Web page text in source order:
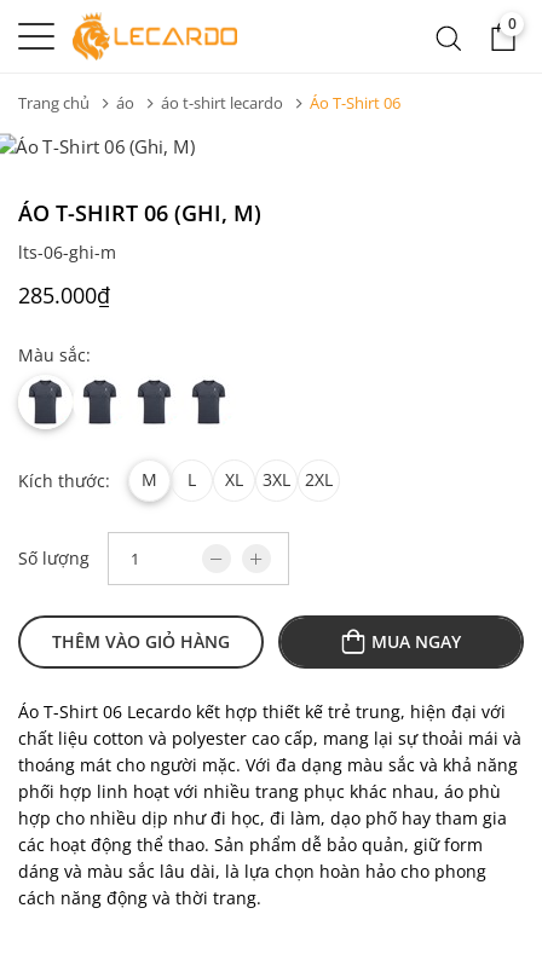
0
Trang chủ áo áo t-shirt lecardo Áo T-Shirt 06
ÁO T-SHIRT 06 (GHI, M)
lts-06-ghi-m
285.000₫
Màu sắc:
Kích thước: M L XL 3XL 2XL
Số lượng
THÊM VÀO GIỎ HÀNG MUA NGAY
Áo T-Shirt 06 Lecardo kết hợp thiết kế trẻ trung, hiện đại với
chất liệu cotton và polyester cao cấp, mang lại sự thoải mái và
thoáng mát cho người mặc. Với đa dạng màu sắc và khả năng
phối hợp linh hoạt với nhiều trang phục khác nhau, áo phù
hợp cho nhiều dịp như đi học, đi làm, dạo phố hay tham gia
các hoạt động thể thao. Sản phẩm dễ bảo quản, giữ form
dáng và màu sắc lâu dài, là lựa chọn hoàn hảo cho phong
cách năng động và thời trang.